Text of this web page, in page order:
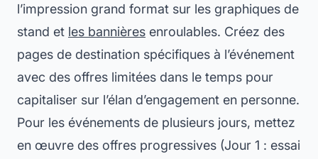
l’impression grand format sur les graphiques de
stand et les bannières enroulables. Créez des
pages de destination spécifiques à l’événement
avec des offres limitées dans le temps pour
capitaliser sur l’élan d’engagement en personne.
Pour les événements de plusieurs jours, mettez
en œuvre des offres progressives (Jour 1 : essai